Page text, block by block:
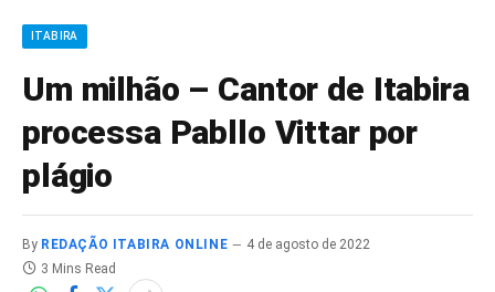
ITABIRA
Um milhão – Cantor de Itabira
processa Pabllo Vittar por
plágio
By REDAÇÃO ITABIRA ONLINE
4 de agosto de 2022
3 Mins Read